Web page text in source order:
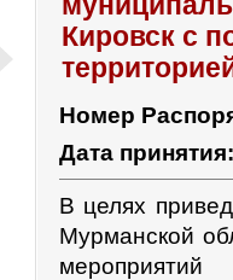
Кировск с
Номер
Дата
В целях
Мурманской